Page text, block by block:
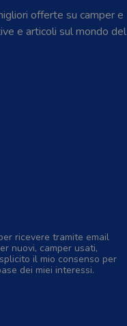
offerte su camper e
e articoli sul mondo del
ricevere tramite email
nuovi, camper usati,
il mio consenso per
dei miei interessi.